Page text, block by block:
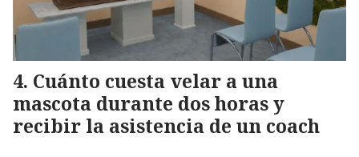
Cuánto cuesta velar a una
mascota durante dos horas y
recibir la asistencia de un coach